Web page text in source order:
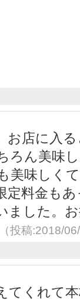
お店に入
ろん美味
美味しく
定料金も
ました。
（投稿:2018/
てくれて